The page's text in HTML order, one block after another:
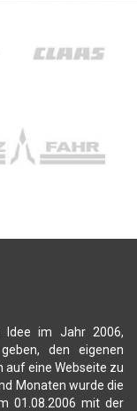
Idee im Jahr 2006,
den eigenen
auf eine Webseite zu
Monaten wurde die
01.08.2006 mit der